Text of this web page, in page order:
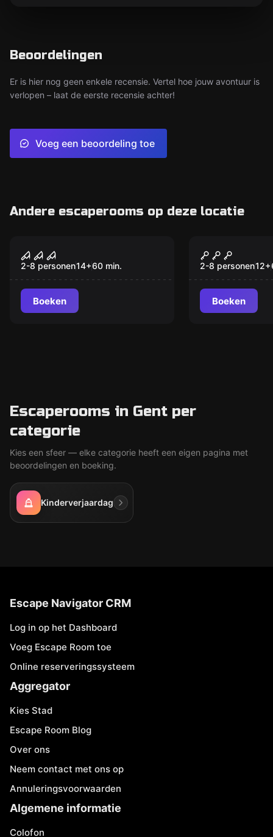
Beoordelingen
Er is hier nog geen enkele recensie. Vertel hoe jouw avontuur is
verlopen – laat de eerste recensie achter!
Voeg een beoordeling toe
Andere escaperooms op deze locatie
Demonia
2-8 personen14+60 min.
Boeken
Alcatraz
2-8 personen12+
Boeken
Escaperooms in Gent per
categorie
Kies een sfeer — elke categorie heeft een eigen pagina met
beoordelingen en boeking.
Kinderverjaardag
Escape Navigator CRM
Log in op het Dashboard
Voeg Escape Room toe
Online reserveringssysteem
Aggregator
Kies Stad
Escape Room Blog
Over ons
Neem contact met ons op
Annuleringsvoorwaarden
Algemene informatie
Colofon